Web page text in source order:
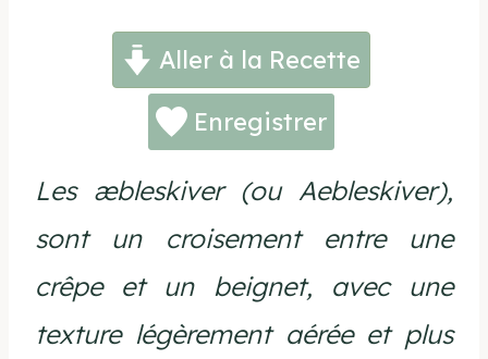
Aller à la Recette
Enregistrer
Les æbleskiver (ou Aebleskiver),
sont un croisement entre une
crêpe et un beignet, avec une
texture légèrement aérée et plus